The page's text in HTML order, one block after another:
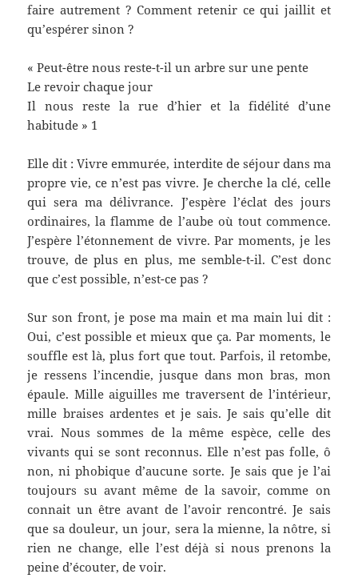
faire autrement ? Comment retenir ce qui jaillit et
qu’espérer sinon ?
« Peut-être nous reste-t-il un arbre sur une pente
Le revoir chaque jour
Il nous reste la rue d’hier et la fidélité d’une
habitude » 1
Elle dit : Vivre emmurée, interdite de séjour dans ma
propre vie, ce n’est pas vivre. Je cherche la clé, celle
qui sera ma délivrance. J’espère l’éclat des jours
ordinaires, la flamme de l’aube où tout commence.
J’espère l’étonnement de vivre. Par moments, je les
trouve, de plus en plus, me semble-t-il. C’est donc
que c’est possible, n’est-ce pas ?
Sur son front, je pose ma main et ma main lui dit :
Oui, c’est possible et mieux que ça. Par moments, le
souffle est là, plus fort que tout. Parfois, il retombe,
je ressens l’incendie, jusque dans mon bras, mon
épaule. Mille aiguilles me traversent de l’intérieur,
mille braises ardentes et je sais. Je sais qu’elle dit
vrai. Nous sommes de la même espèce, celle des
vivants qui se sont reconnus. Elle n’est pas folle, ô
non, ni phobique d’aucune sorte. Je sais que je l’ai
toujours su avant même de la savoir, comme on
connait un être avant de l’avoir rencontré. Je sais
que sa douleur, un jour, sera la mienne, la nôtre, si
rien ne change, elle l’est déjà si nous prenons la
peine d’écouter, de voir.